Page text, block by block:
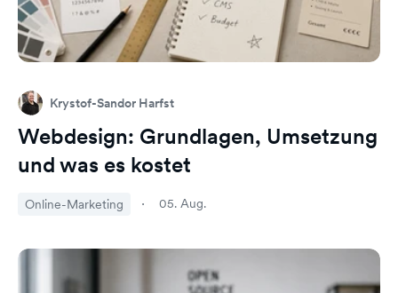
Krystof-Sandor Harfst
Webdesign: Grundlagen, Umsetzung
und was es kostet
Online-Marketing 05. Aug.